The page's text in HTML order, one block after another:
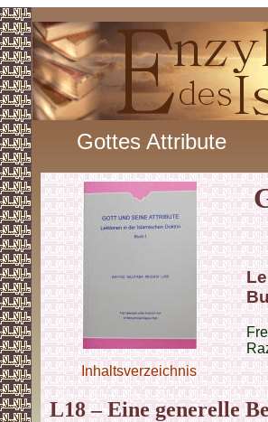
Gottes Attribute
Inhaltsverzeichnis
L18 – Eine generelle